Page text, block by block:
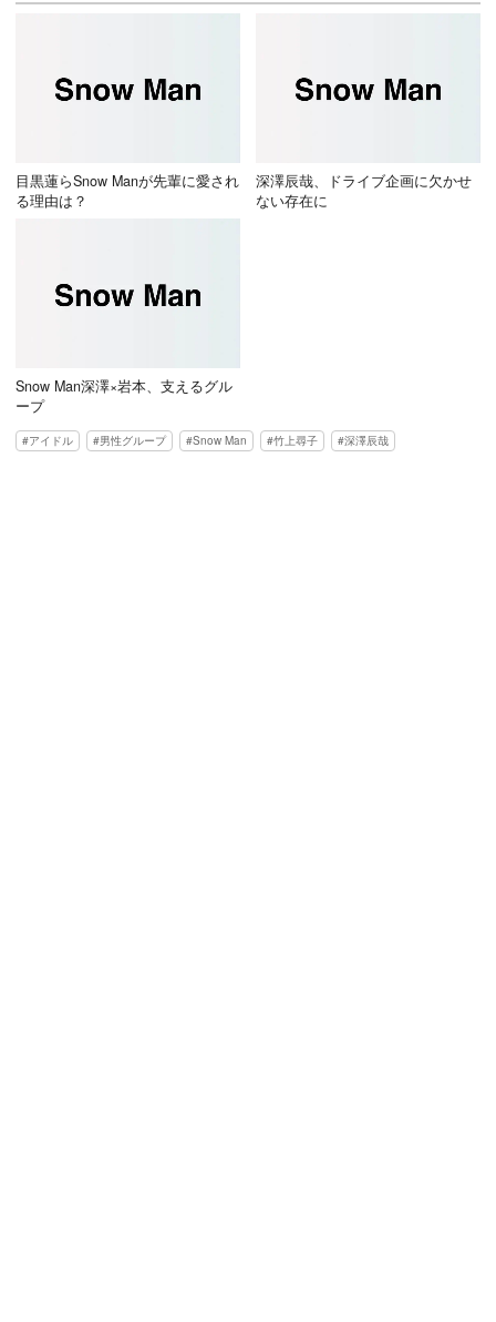
目黒蓮らSnow Manが先輩に愛され
る理由は？
深澤辰哉、ドライブ企画に欠かせ
ない存在に
Snow Man深澤×岩本、支えるグル
ープ
アイドル 男性グループ Snow Man 竹上尋子 深澤辰哉